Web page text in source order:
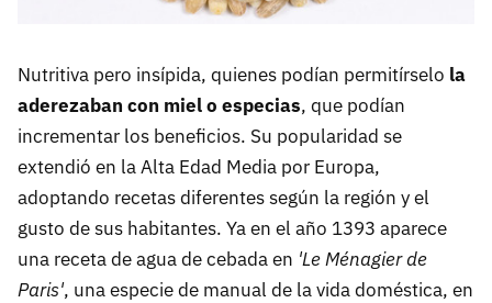
Nutritiva pero insípida, quienes podían permitírselo la
aderezaban con miel o especias, que podían
incrementar los beneficios. Su popularidad se
extendió en la Alta Edad Media por Europa,
adoptando recetas diferentes según la región y el
gusto de sus habitantes. Ya en el año 1393 aparece
una receta de agua de cebada en 'Le Ménagier de
Paris', una especie de manual de la vida doméstica, en